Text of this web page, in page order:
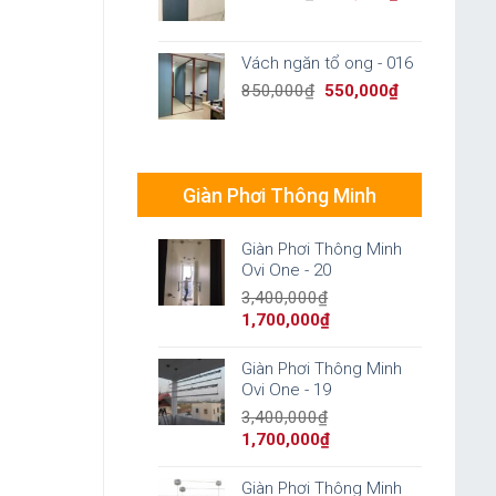
850,000₫.550,000₫.
Vách ngăn tổ ong - 016
850,000₫ Original
550,000₫Current
Giàn Phơi Thông Minh
Giàn Phơi Thông Minh
Ovi One - 20
3,400,000₫
Original
was:
3,400,000₫.
1,700,000₫Current
is:
1,700,000₫.
Giàn Phơi Thông Minh
Ovi One - 19
3,400,000₫
Original
was:
1,700,000₫Current
is:
Giàn Phơi Thông Minh